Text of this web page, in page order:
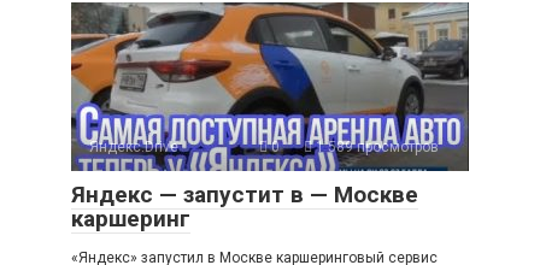
Яндекс.Drive 0 1 589 просмотров
Яндекс — запустит в — Москве
каршеринг
«Яндекс» запустил в Москве каршеринговый сервис